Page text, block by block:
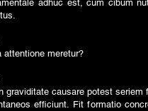
adhuc est, cum cibum
attentione meretur?
graviditate causare potest
efficiunt. Fit formatio